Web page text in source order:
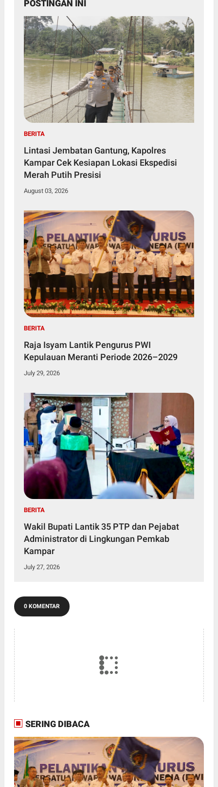
POSTINGAN INI
BERITA
Lintasi Jembatan Gantung, Kapolres
Kampar Cek Kesiapan Lokasi Ekspedisi
Merah Putih Presisi
August 03, 2026
BERITA
Raja Isyam Lantik Pengurus PWI
Kepulauan Meranti Periode 2026–2029
July 29, 2026
BERITA
Wakil Bupati Lantik 35 PTP dan Pejabat
Administrator di Lingkungan Pemkab
Kampar
July 27, 2026
0 KOMENTAR
SERING DIBACA